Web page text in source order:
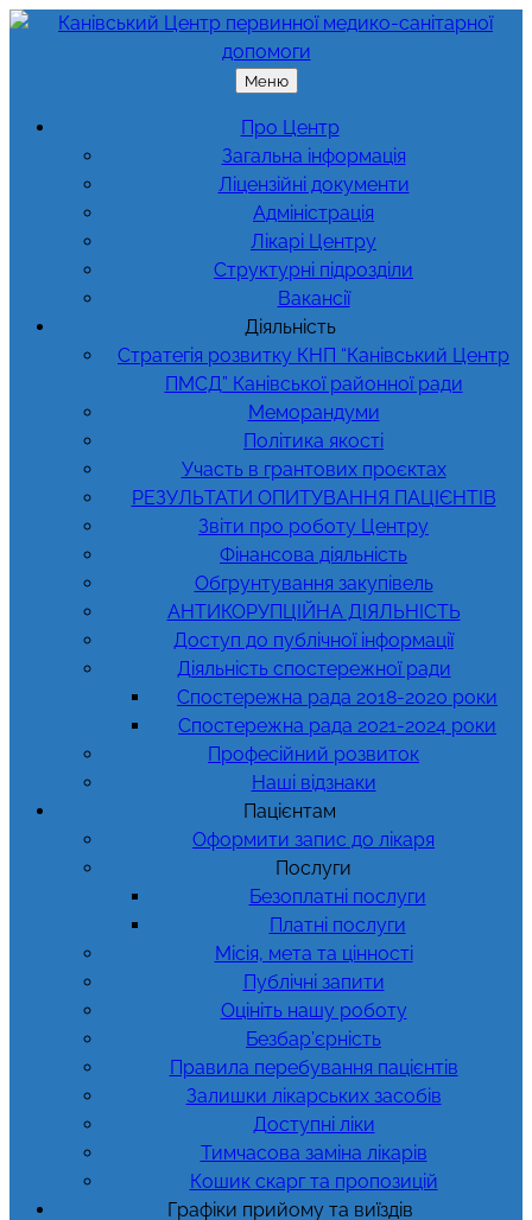
Перейти
Меню
Про Центр
Загальна інформація
Ліцензійні документи
Адміністрація
Лікарі Центру
Структурні підрозділи
Вакансії
Діяльність
Стратегія розвитку КНП “Канівський Центр
ПМСД” Канівської районної ради
Меморандуми
Політика якості
Участь в грантових проєктах
РЕЗУЛЬТАТИ ОПИТУВАННЯ ПАЦІЄНТІВ
Звіти про роботу Центру
Фінансова діяльність
Обгрунтування закупівель
АНТИКОРУПЦІЙНА ДІЯЛЬНІСТЬ
Доступ до публічної інформації
Діяльність спостережної ради
Спостережна рада 2018-2020 роки
Спостережна рада 2021-2024 роки
Професійний розвиток
Наші відзнаки
Пацієнтам
Оформити запис до лікаря
Послуги
Безоплатні послуги
Платні послуги
Місія, мета та цінності
Публічні запити
Оцініть нашу роботу
Безбар’єрність
Правила перебування пацієнтів
Залишки лікарських засобів
Доступні ліки
Тимчасова заміна лікарів
Кошик скарг та пропозицій
Графіки прийому та виїздів